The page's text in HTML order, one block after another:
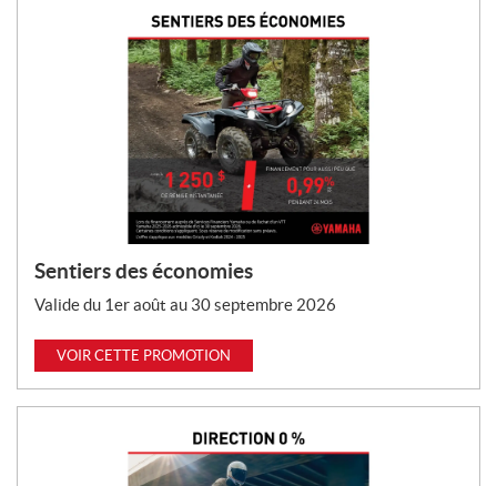
Sentiers des économies
Valide du 1er août au 30 septembre 2026
VOIR CETTE PROMOTION